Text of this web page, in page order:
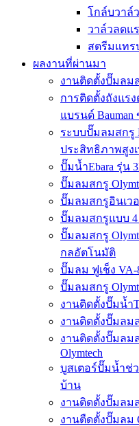
โกล์บวาล์ว
วาล์วลดแร
สตรีมแทร
ผลงานที่ผ่านมา
งานติดตั้งปั๊มลมส
การติดตั้งถังแรง
แบรนด์ Bauman
ระบบปั๊มลมสกรู
ประสิทธิภาพสูง
ปั๊มน้ำEbara รุ่น
ปั๊มลมสกรู
ปั๊มลมสกรูอินเวอ
ปั๊มลมสกรูแบบ 4
ปั๊มลมสกรู
กลอัตโนมัติ
ปั๊มลม ฟูเช็ง VA-
ปั๊มลมสกรู
งานติดตั้งปั๊มน้ำ
งานติดตั้งปั๊มลม
งานติดตั้งปั๊มลม
Olymtech
บูสเตอร์ปั๊มน้ำช่
บ้าน
งานติดตั้งปั๊มลมส
งานตืดตั้งปั๊มลม